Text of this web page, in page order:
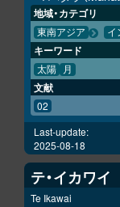
地域・カテゴリ
東南アジア イ
キーワード
太陽 月
文献
02
Last-update:
2025-08-18
テ・イカワイ
Te Ikawai